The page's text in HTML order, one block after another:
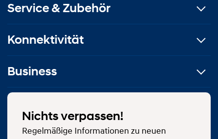
Service & Zubehör
Konnektivität
Business
Nichts verpassen!
Regelmäßige Informationen zu neuen